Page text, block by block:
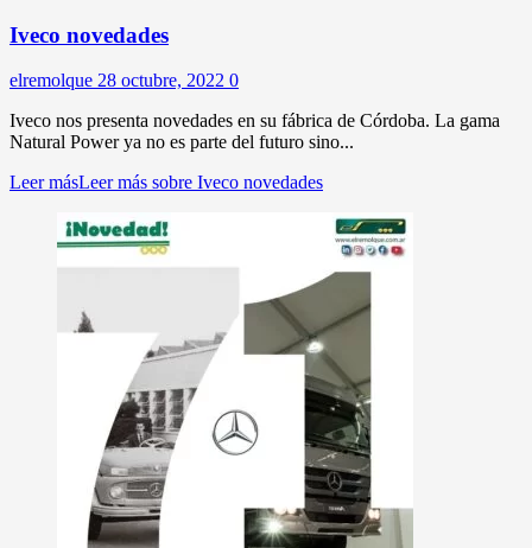
Iveco novedades
elremolque 28 octubre, 2022 0
Iveco nos presenta novedades en su fábrica de Córdoba. La gama
Natural Power ya no es parte del futuro sino...
Leer másLeer más sobre Iveco novedades